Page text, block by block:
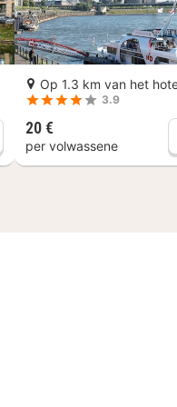
langs de Rijn
Düsseldorf: 24-uurs Hop-
Op 1.3 km van het
3.9
20 €
per volwassene